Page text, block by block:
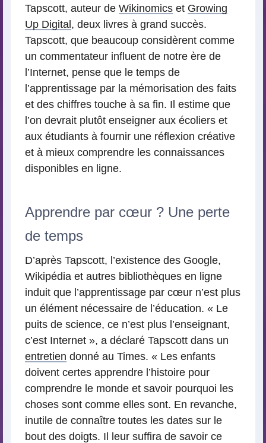
Tapscott, auteur de Wikinomics et Growing
Up Digital , deux livres à grand succès.
Tapscott, que beaucoup considèrent comme
un commentateur influent de notre ère de
l’Internet, pense que le temps de
l’apprentissage par la mémorisation des faits
et des chiffres touche à sa fin. Il estime que
l’on devrait plutôt enseigner aux écoliers et
aux étudiants à fournir une réflexion créative
et à mieux comprendre les connaissances
disponibles en ligne.
Apprendre par cœur ? Une perte
de temps
D’après Tapscott, l’existence des Google,
Wikipédia et autres bibliothèques en ligne
induit que l’apprentissage par cœur n’est plus
un élément nécessaire de l’éducation. « Le
puits de science, ce n’est plus l’enseignant,
c’est Internet », a déclaré Tapscott dans un
entretien donné au Times. « Les enfants
doivent certes apprendre l’histoire pour
comprendre le monde et savoir pourquoi les
choses sont comme elles sont. En revanche,
inutile de connaître toutes les dates sur le
bout des doigts. Il leur suffira de savoir ce